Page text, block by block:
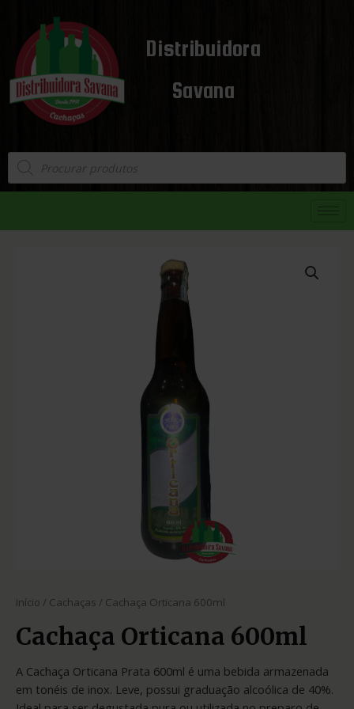
Distribuidora
Savana
Início / Cachaças / Cachaça Orticana 600ml
Cachaça Orticana 600ml
A Cachaça Orticana Prata 600ml é uma bebida armazenada
em tonéis de inox. Leve, possui graduação alcoólica de 40%.